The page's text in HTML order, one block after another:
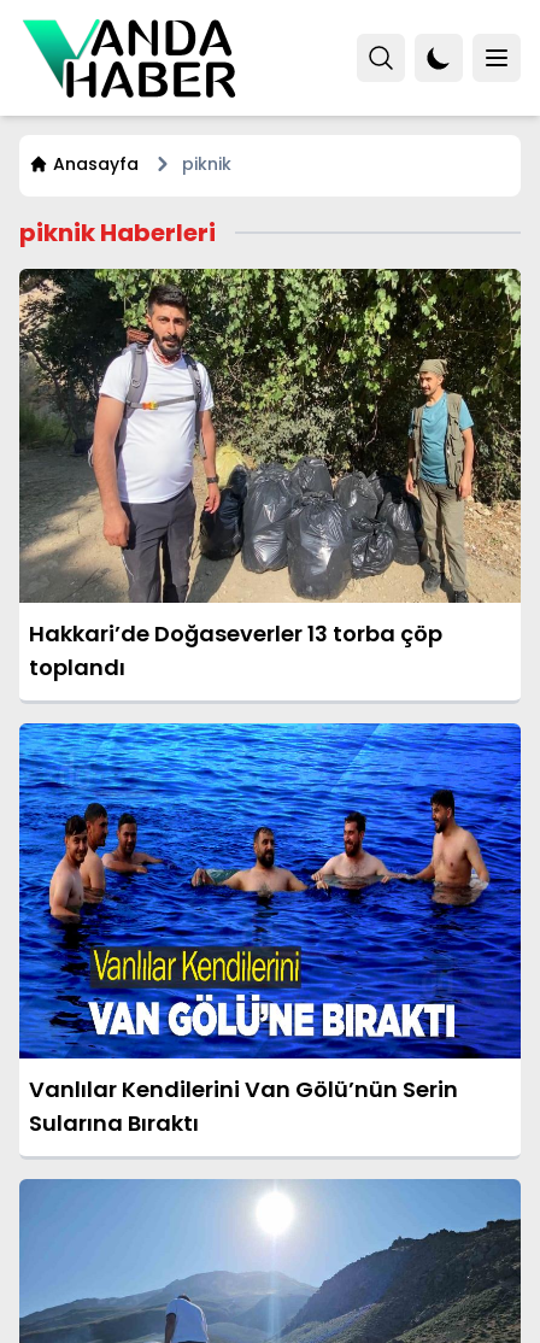
Anasayfa piknik
piknik Haberleri
Hakkari’de Doğaseverler 13 torba çöp
toplandı
Vanlılar Kendilerini Van Gölü’nün Serin
Sularına Bıraktı